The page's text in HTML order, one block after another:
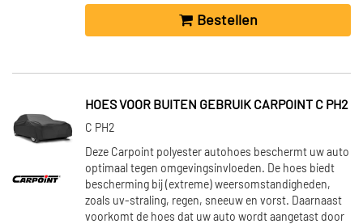
Bestellen
HOES VOOR BUITEN GEBRUIK CARPOINT C PH2
C PH2
Deze Carpoint polyester autohoes beschermt uw auto
optimaal tegen omgevingsinvloeden. De hoes biedt
bescherming bij (extreme) weersomstandigheden,
zoals uv-straling, regen, sneeuw en vorst. Daarnaast
voorkomt de hoes dat uw auto wordt aangetast door